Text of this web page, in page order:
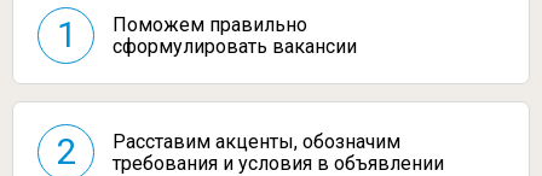
1
Поможем правильно
сформулировать вакансии
2
Расставим акценты, обозначим
требования и условия в объявлении